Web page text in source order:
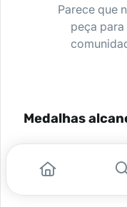
Parece que
peça
Medalhas